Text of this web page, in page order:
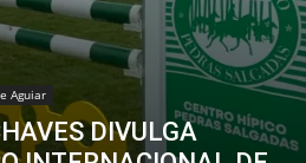
Aguiar
DIVULGA